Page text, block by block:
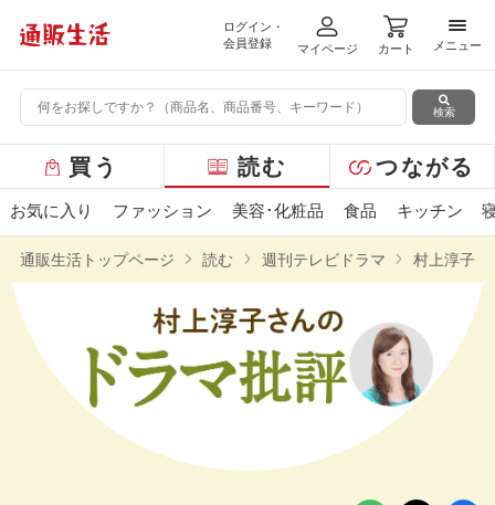
ログイン・
会員登録
マイページ カート
メニ
メニュー
検索
ー
バ
ニ
買う 読む つながる
お気に入り ファッション 美容･化粧品 食品 キッチン
通販生活トップページ 読む 週刊テレビドラマ 村上淳子さ